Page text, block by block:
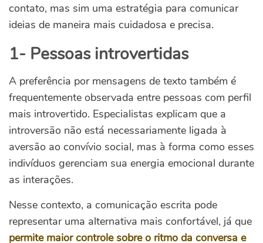
contato, mas sim uma estratégia para comunicar
ideias de maneira mais cuidadosa e precisa.
1- Pessoas introvertidas
A preferência por mensagens de texto também é
frequentemente observada entre pessoas com perfil
mais introvertido. Especialistas explicam que a
introversão não está necessariamente ligada à
aversão ao convívio social, mas à forma como esses
indivíduos gerenciam sua energia emocional durante
as interações.
Nesse contexto, a comunicação escrita pode
representar uma alternativa mais confortável, já que
permite maior controle sobre o ritmo da conversa e